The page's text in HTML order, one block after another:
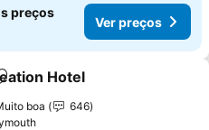
preços
Ver preços
aos favoritos
Hotel
boa
646